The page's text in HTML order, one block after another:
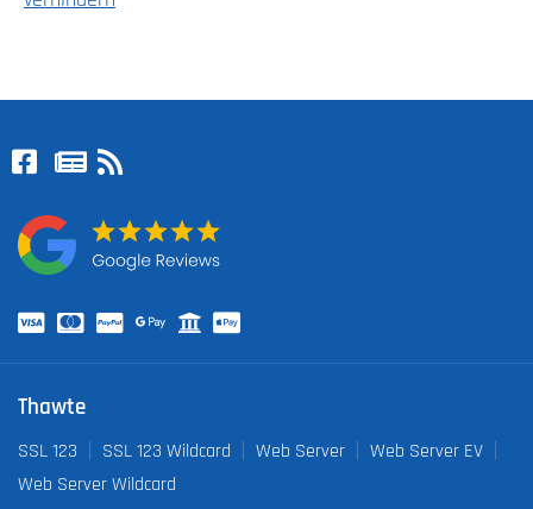
Thawte
SSL 123 SSL 123 Wildcard Web Server
Web Server EV
Web Server Wildcard